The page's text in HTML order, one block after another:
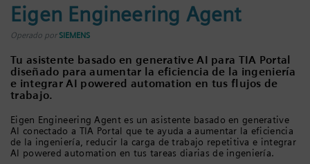
Eigen Engineering Agent
Operado por SIEMENS
Tu asistente basado en generative AI para TIA Portal
diseñado para aumentar la eficiencia de la ingeniería
e integrar AI powered automation en tus flujos de
trabajo.
Eigen Engineering Agent es un asistente basado en generative
AI conectado a TIA Portal que te ayuda a aumentar la eficiencia
de la ingeniería, reducir la carga de trabajo repetitiva e integrar
AI powered automation en tus tareas diarias de ingeniería.